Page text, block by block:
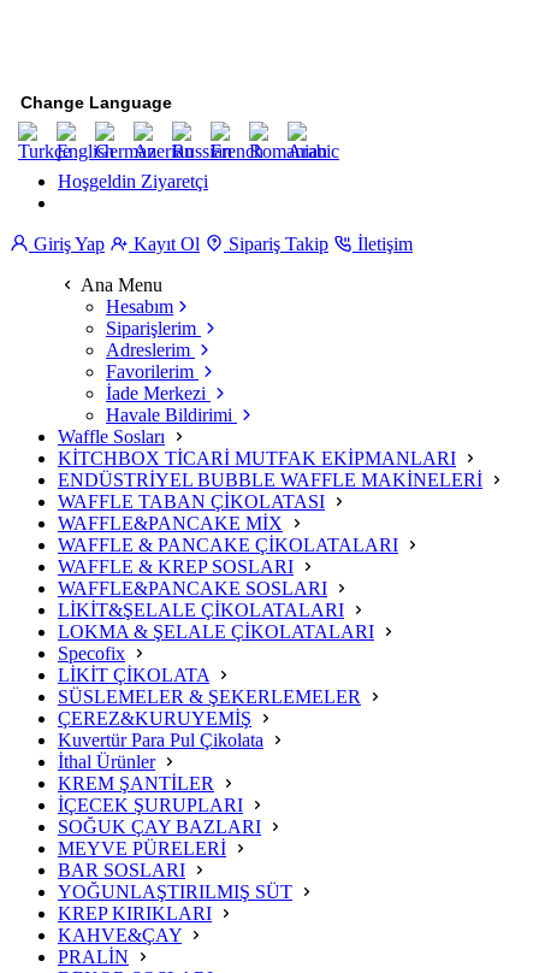
Change Language
Hoşgeldin Ziyaretçi
Giriş Yap Kayıt Ol Sipariş Takip
İletişim
Ana Menu
Hesabım
Siparişlerim
Adreslerim
Favorilerim
İade Merkezi
Havale Bildirimi
Waffle Sosları
KİTCHBOX TİCARİ MUTFAK EKİPMANLARI
ENDÜSTRİYEL BUBBLE WAFFLE MAKİNELERİ
WAFFLE TABAN ÇİKOLATASI
WAFFLE&PANCAKE MİX
WAFFLE & PANCAKE ÇİKOLATALARI
WAFFLE & KREP SOSLARI
WAFFLE&PANCAKE SOSLARI
LİKİT&ŞELALE ÇİKOLATALARI
LOKMA & ŞELALE ÇİKOLATALARI
Specofix
LİKİT ÇİKOLATA
SÜSLEMELER & ŞEKERLEMELER
ÇEREZ&KURUYEMİŞ
Kuvertür Para Pul Çikolata
İthal Ürünler
KREM ŞANTİLER
İÇECEK ŞURUPLARI
SOĞUK ÇAY BAZLARI
MEYVE PÜRELERİ
BAR SOSLARI
YOĞUNLAŞTIRILMIŞ SÜT
KREP KIRIKLARI
KAHVE&ÇAY
PRALİN